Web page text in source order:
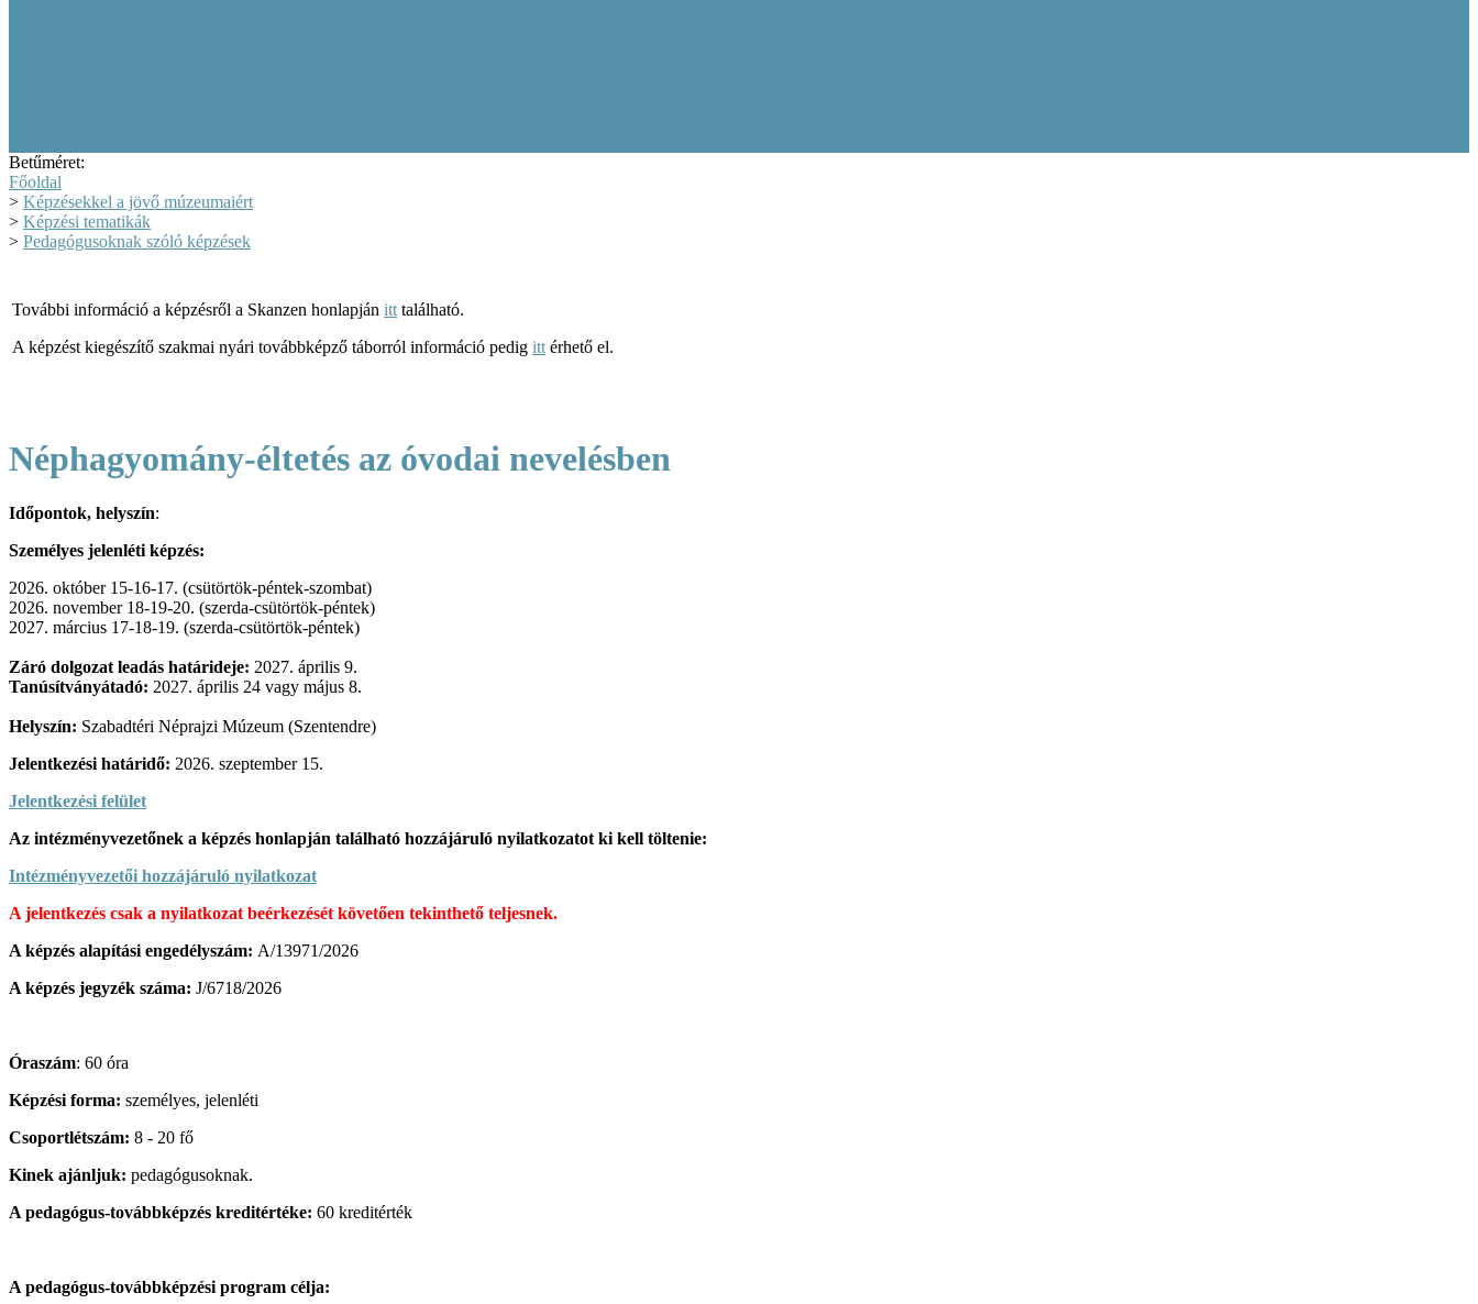
Betűméret:
Főoldal
> Képzésekkel a jövő múzeumaiért
> Képzési tematikák
> Pedagógusoknak szóló képzések
További információ a képzésről a Skanzen honlapján itt található.
A képzést kiegészítő szakmai nyári továbbképző táborról információ pedig itt érhető el.
Néphagyomány-éltetés az óvodai nevelésben
Időpontok, helyszín:
Személyes jelenléti képzés:
2026. október 15-16-17. (csütörtök-péntek-szombat)
2026. november 18-19-20. (szerda-csütörtök-péntek)
2027. március 17-18-19. (szerda-csütörtök-péntek)
Záró dolgozat leadás határideje: 2027. április 9.
Tanúsítványátadó: 2027. április 24 vagy május 8.
Helyszín: Szabadtéri Néprajzi Múzeum (Szentendre)
Jelentkezési határidő: 2026. szeptember 15.
Jelentkezési felület
Az intézményvezetőnek a képzés honlapján található hozzájáruló nyilatkozatot ki kell töltenie:
Intézményvezetői hozzájáruló nyilatkozat
A jelentkezés csak a nyilatkozat beérkezését követően tekinthető teljesnek.
A képzés alapítási engedélyszám: A/13971/2026
A képzés jegyzék száma: J/6718/2026
Óraszám: 60 óra
Képzési forma: személyes, jelenléti
Csoportlétszám: 8 - 20 fő
Kinek ajánljuk: pedagógusoknak.
A pedagógus-továbbképzés kreditértéke: 60 kreditérték
A pedagógus-továbbképzési program célja: